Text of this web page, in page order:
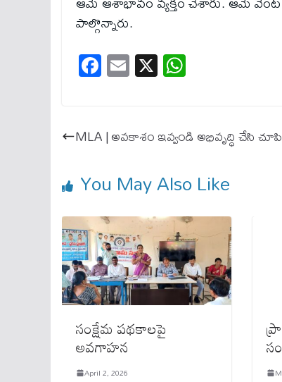
పాల్గొన్నారు.
Fa
ce
ok
E
m
X
A
pp
MLA | అవకాశం ఇవ్వండి అభివృద్ధి చేసి
You May Also Like
సంక్షేమ పథకాలపై
అవగాహన
April 2, 2026